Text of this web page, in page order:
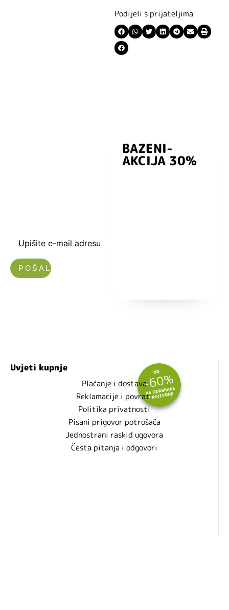
Podijeli s prijateljima
Upišite e-mail adresu
BAZENI-
AKCIJA 30%
Uvjeti kupnje
Plaćanje i dostava
Reklamacije i povrati
Politika privatnosti
Pisani prigovor potrošača
Jednostrani raskid ugovora
Česta pitanja i odgovori